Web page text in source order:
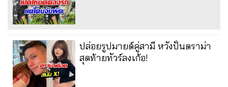
ปล่อยรูปมายด์คู่สามี หวังปั่นดราม่า
สุดท้ายทัวร์ลงเก้อ!